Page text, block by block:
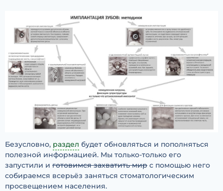
Безусловно, раздел будет обновляться и пополняться
полезной информацией. Мы только-только его
запустили и готовимся захватить мир с помощью него
собираемся всерьёз заняться стоматологическим
просвещением населения.